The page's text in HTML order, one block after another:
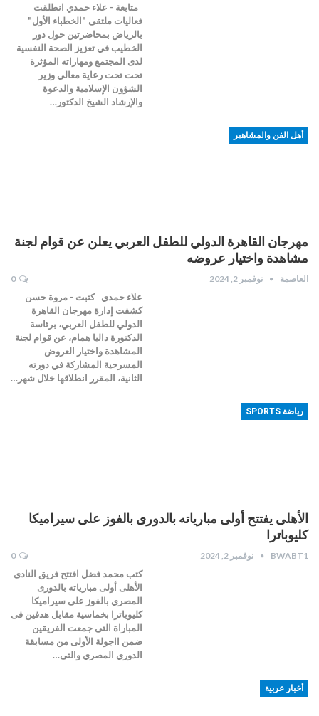
متابعة - علاء حمدي انطلقت
فعاليات ملتقى "الخطباء الأول"
بالرياض بمحاضرتين حول دور
الخطيب في تعزيز الصحة النفسية
لدى المجتمع ومهاراته المؤثرة
تحت تحت رعاية معالي وزير
الشؤون الإسلامية والدعوة
والإرشاد الشيخ الدكتور…
أهل الفن والمشاهير
مهرجان القاهرة الدولي للطفل العربي يعلن عن قوام لجنة
مشاهدة واختيار عروضه
العاصمة نوفمبر 2, 2024 0
علاء حمدي كتبت - مروة حسن
كشفت إدارة مهرجان القاهرة
الدولي للطفل العربي، برئاسة
الدكتورة داليا همام، عن قوام لجنة
المشاهدة واختيار العروض
المسرحية المشاركة في دورته
الثانية، المقرر انطلاقها خلال شهر…
رياضة SPORTS
الأهلى يفتتح أولى مبارياته بالدورى بالفوز على سيراميكا
كليوباترا
BWABT1 نوفمبر 2, 2024 0
كتب محمد فضل افتتح فريق النادى
الأهلى أولى مبارياته بالدورى
المصري بالفوز على سيراميكا
كليوباترا بخماسية مقابل هدفين فى
المباراة التى جمعت الفريقين
ضمن ااجولة الأولى من مسابقة
الدوري المصري والتى…
أخبار عربية